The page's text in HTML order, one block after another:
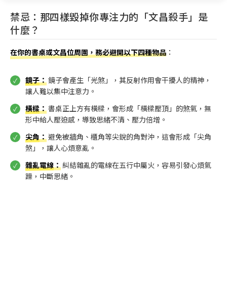
禁忌：那四樣毀掉你專注力的「文昌殺手」是
什麼？
在你的書桌或文昌位周圍，務必避開以下四種物品 ：
鏡子：鏡子會產生「光煞」，其反射作用會干擾人的精神，
讓人難以集中注意力。
橫樑：書桌正上方有橫樑，會形成「橫樑壓頂」的煞氣，無
形中給人壓迫感，導致思緒不清、壓力倍增。
尖角：避免被牆角、櫃角等尖銳的角對沖，這會形成「尖角
煞」，讓人心煩意亂。
雜亂電線：糾結雜亂的電線在五行中屬火，容易引發心煩氣
躁，中斷思緒。